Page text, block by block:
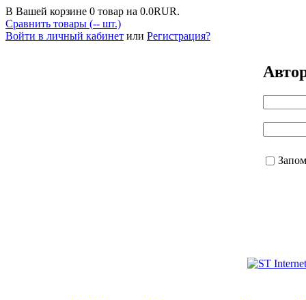
В Вашей корзине 0 товар на 0.0RUR.
Сравнить товары (-- шт.)
Войти в личный кабинет или Регистрация?